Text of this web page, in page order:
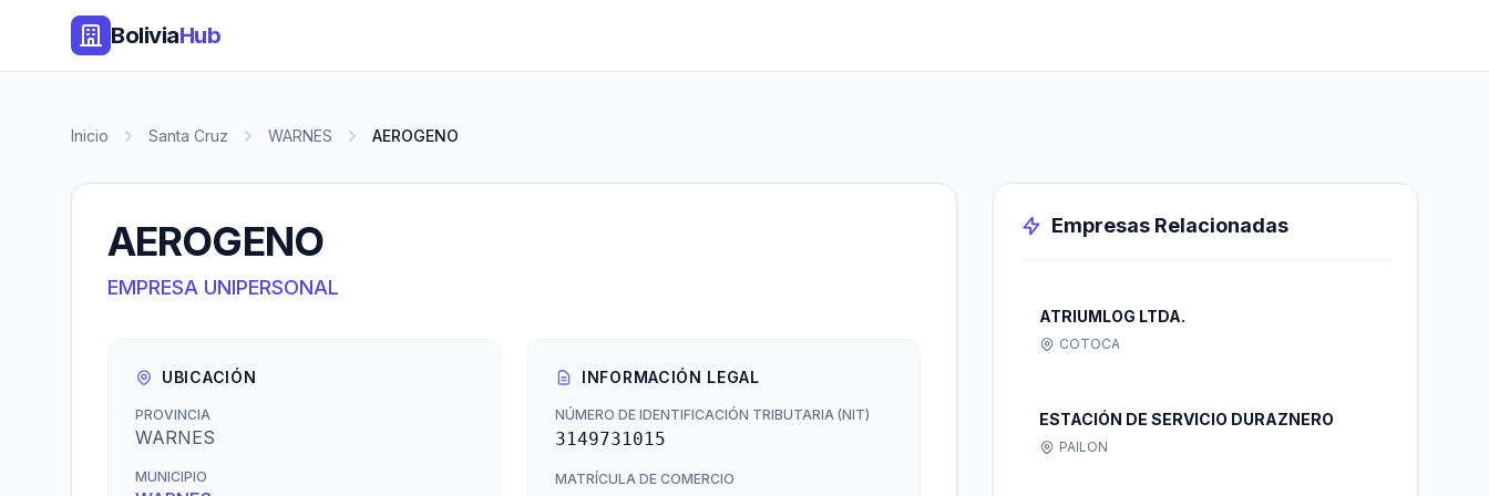
BoliviaHub
Inicio Santa Cruz WARNES AEROGENO
AEROGENO
EMPRESA UNIPERSONAL
UBICACIÓN
PROVINCIA
WARNES
MUNICIPIO
INFORMACIÓN LEGAL
NÚMERO DE IDENTIFICACIÓN TRIBUTARIA (NIT)
3149731015
MATRÍCULA DE COMERCIO
Empresas Relacionadas
ATRIUMLOG LTDA.
COTOCA
ESTACIÓN DE SERVICIO DURAZNERO
PAILON